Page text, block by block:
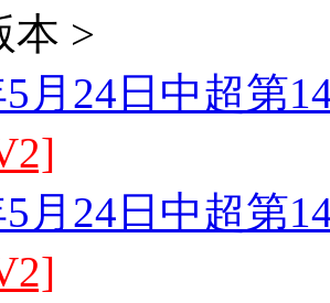
本 >
5月24日中超第
5月24日中超第